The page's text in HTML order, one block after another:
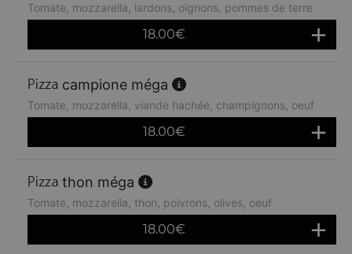
Tomate, mozzarella, lardons, oignons, pommes de terre
18.00€
campione méga
Tomate, mozzarella, viande hachée, champignons, oeuf
18.00€
thon méga
Tomate, mozzarella, thon, poivrons, olives, oeuf
18.00€